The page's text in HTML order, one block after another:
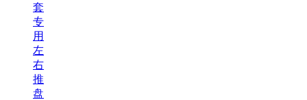
套
专
用
左
右
推
盘